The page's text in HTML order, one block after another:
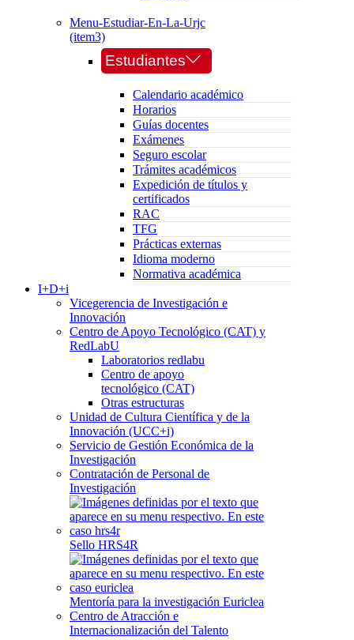
Menu-Estudiar-En-La-Urjc
(item3)
Estudiantes
Calendario académico
Horarios
Guías docentes
Exámenes
Seguro escolar
Trámites académicos
Expedición de títulos y
certificados
RAC
TFG
Prácticas externas
Idioma moderno
Normativa académica
I+D+i
Vicegerencia de Investigación e
Innovación
Centro de Apoyo Tecnológico (CAT) y
RedLabU
Laboratorios redlabu
Centro de apoyo
tecnológico (CAT)
Otras estructuras
Unidad de Cultura Científica y de la
Innovación (UCC+i)
Servicio de Gestión Económica de la
Investigación
Contratación de Personal de
Investigación
Sello HRS4R
Mentoría para la investigación Euriclea
Centro de Atracción e
Internacionalización del Talento